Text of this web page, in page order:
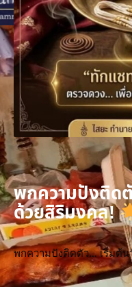
พกความปังติด
ด้วยสิริมงคล!
พกความปังติดตัว… เริ่มต้